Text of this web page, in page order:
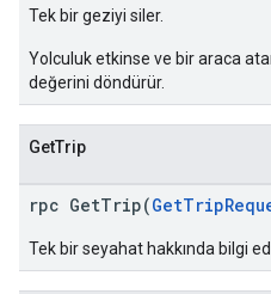
Tek bir geziyi siler.
Yolculuk etkinse ve bir araca
değerini döndürür.
GetTrip
rpc GetTrip(
Tek bir seyahat hakkında bilgi